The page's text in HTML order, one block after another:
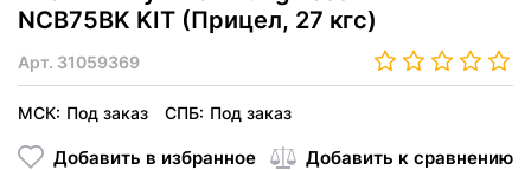
NCB75BK KIT (Прицел, 27 кгс)
Арт. 31059369
МСК: Под заказ СПБ: Под заказ
Добавить в избранное Добавить к сравнению